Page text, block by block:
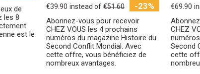
de
les 8
est le
€39.90 instead of €51.60 -23%
Abonnez-vous pour recevoir
CHEZ VOUS les 4 prochains
numéros du magazine Histoire du
Second Conflit Mondial. Avec
cette offre, vous bénéficiez de
nombreux avantages.
€69.90
CHEZ
Second
cette